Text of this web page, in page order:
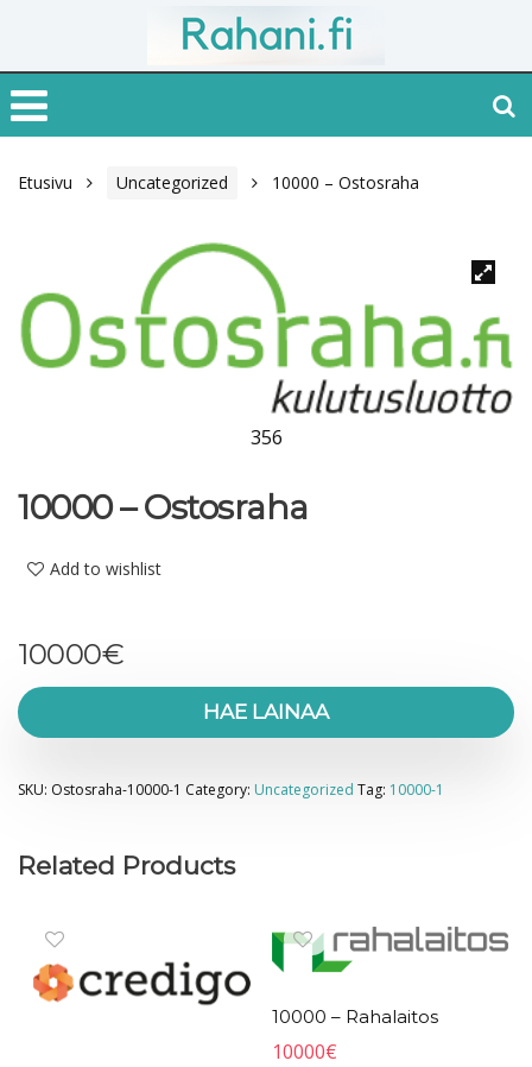
Etusivu Uncategorized 10000 – Ostosraha
356
10000 – Ostosraha
Add to wishlist
10000€
HAE LAINAA
SKU: Ostosraha-10000-1 Category: Uncategorized Tag: 10000-1
Related Products
10000 – Rahalaitos
10000€